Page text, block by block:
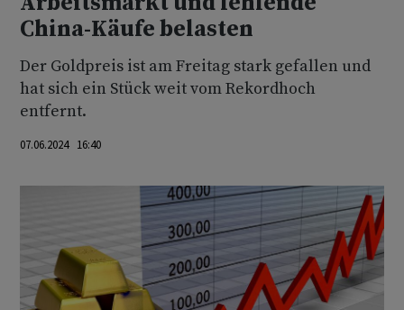
China-Käufe belasten
Der Goldpreis ist am Freitag stark gefallen und
hat sich ein Stück weit vom Rekordhoch
entfernt.
07.06.2024 16:40